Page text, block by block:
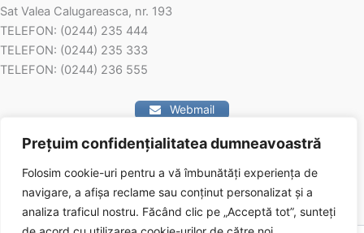
Prețuim confidențialitatea dumneavoastră
Folosim cookie-uri pentru a vă îmbunătăți experiența de
navigare, a afișa reclame sau conținut personalizat și a
analiza traficul nostru. Făcând clic pe „Acceptă tot”, sunteți
Sat Valea Calugareasca, nr. 193
TELEFON: (0244) 235 444
TELEFON: (0244) 235 333
TELEFON: (0244) 236 555
Webmail
Contact